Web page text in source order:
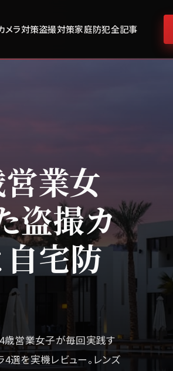
メラ対策盗撮対策家庭防犯全記事
業女
盗撮カ
宅防
歳営業女子が毎回実践す
選を実機レビュー。レンズ